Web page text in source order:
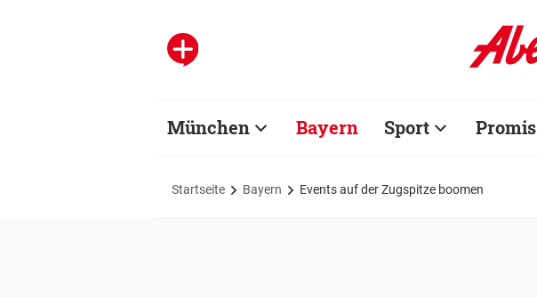
München Bayern Sport Promis
Startseite Bayern Events auf der Zugspitze boomen